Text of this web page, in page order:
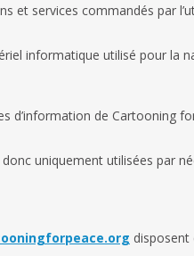
et services commandés par
informatique utilisé pour la
d’information de Cartooning
uniquement utilisées par
disposent